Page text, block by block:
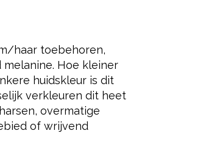
haar toebehoren,
Hoe kleiner
huidskleur is dit
verkleuren dit heet
overmatige
of wrijvend